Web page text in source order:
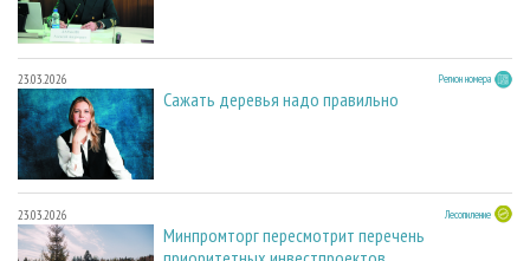
23.03.2026 Регион номера
Сажать деревья надо правильно
23.03.2026 Лесопиление
Минпромторг пересмотрит перечень